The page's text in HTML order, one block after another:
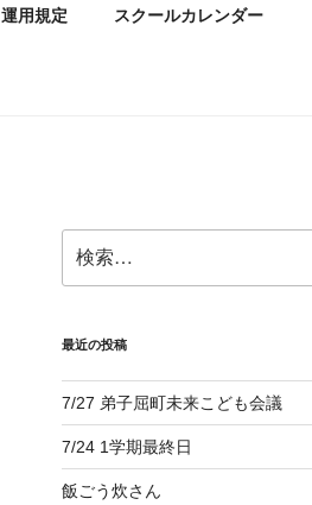
運用規定 スクールカレンダー
索:
最近の投稿
7/27 弟子屈町未来こども会議
7/24 1学期最終日
飯ごう炊さん